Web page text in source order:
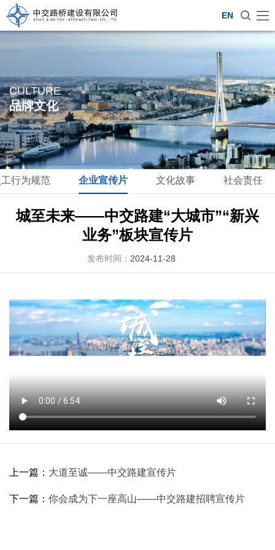
EN
CULTURE
品牌文化
行为规范 企业宣传片 文化故事 社会责任
城至未来——中交路建“大城市”“新兴
业务”板块宣传片
发布时间： 2024-11-28
上一篇： 大道至诚——中交路建宣传片
下一篇： 你会成为下一座高山——中交路建招聘宣传片